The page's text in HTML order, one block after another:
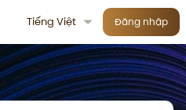
Tiếng Việt Đăng nhập